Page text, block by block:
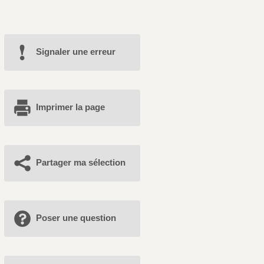
Signaler une erreur
Imprimer la page
Partager ma sélection
Poser une question